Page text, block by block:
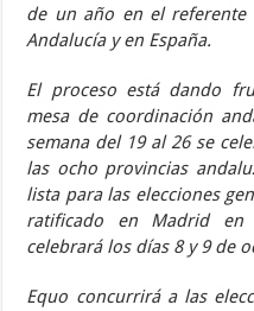
de un año en el referente
Andalucía y en España.
El proceso está dando
mesa de coordinación
semana del 19 al 26 se
las ocho provincias
lista para las elecciones
ratificado en Madrid en
celebrará los días 8 y 9 de
Equo concurrirá a las